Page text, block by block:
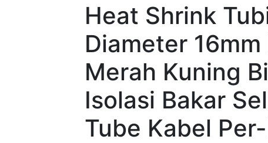
Heat Shrink
Diameter 16mm
Merah Kuning
Isolasi Bakar
Tube Kabel